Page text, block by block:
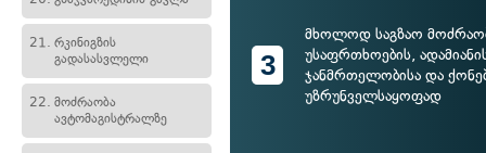
21. რკინიგზის
გადასასვლელი
22. მოძრაობა
ავტომაგისტრალზე
3
მხოლოდ საგზაო
უსაფრთხოების,
ჯანმრთელობისა და
უზრუნველსაყოფად